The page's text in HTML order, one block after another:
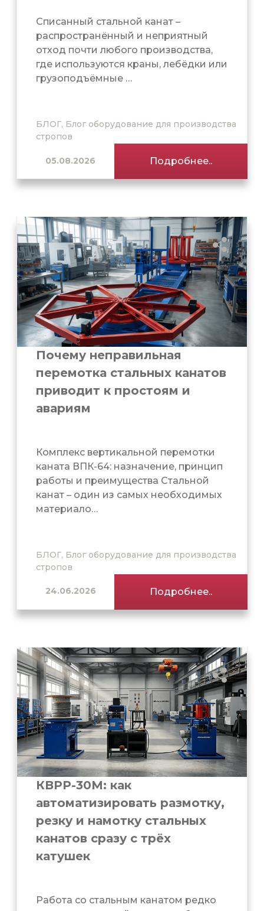
Списанный стальной канат –
распространённый и неприятный
отход почти любого производства,
где используются краны, лебёдки или
грузоподъёмные …
БЛОГ, Блог оборудование для производства
стропов
05.08.2026 Подробнее..
Почему неправильная
перемотка стальных канатов
приводит к простоям и
авариям
Комплекс вертикальной перемотки
каната ВПК-64: назначение, принцип
работы и преимущества Стальной
канат – один из самых необходимых
материало…
БЛОГ, Блог оборудование для производства
стропов
24.06.2026 Подробнее..
КВРР-30М: как
автоматизировать размотку,
резку и намотку стальных
канатов сразу с трёх
катушек
Работа со стальным канатом редко